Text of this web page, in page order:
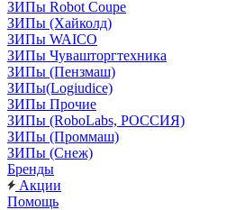
ЗИПы Robot Coupe
ЗИПы (Хайколд)
ЗИПы WAICO
ЗИПы Чувашторгтехника
ЗИПы (Пензмаш)
ЗИПы(Logiudice)
ЗИПы Прочие
ЗИПы (RoboLabs, РОССИЯ)
ЗИПы (Проммаш)
ЗИПы (Снеж)
Бренды
Акции
Помощь